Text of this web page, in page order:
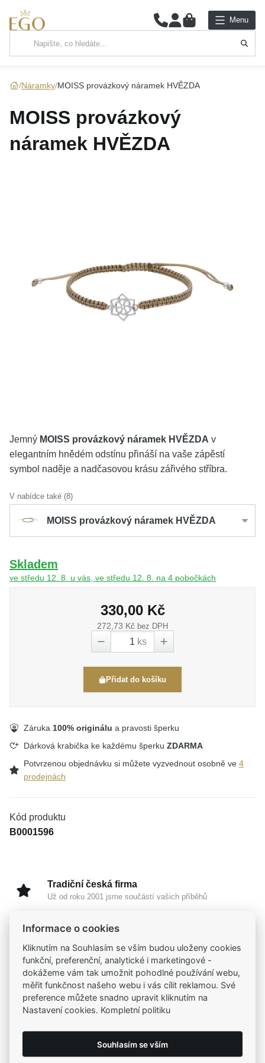
0 Menu
Hlavní kategorie
KOLEKCE
Náramky MOISS provázkový náramek HVĚZDA
MOISS provázkový
náramek HVĚZDA
Jemný MOISS provázkový náramek HVĚZDA v
elegantním hnědém odstínu přináší na vaše zápěstí
symbol naděje a nadčasovou krásu zářivého stříbra.
V nabídce také (8)
MOISS provázkový náramek HVĚZDA
Skladem
ve středu 12. 8. u vás, ve středu 12. 8. na 4 pobočkách
330,00 Kč
272,73 Kč bez DPH
ks
Přidat do košíku
Záruka 100% originálu a pravosti šperku
Dárková krabička ke každému šperku ZDARMA
Potvrzenou objednávku si můžete vyzvednout osobně ve 4
prodejnách
Kód produktu
B0001596
Tradiční česká firma
Už od roku 2001 jsme součástí vašich příběhů
Široký výběr produktů
Na našem e-shopu máte výběr z tisíců šperků
Garance vysoké kvality
Certifikáty původu a kvality k vybraným šperkům
Zastavte se do jedné z našich 4 prodejen
Informace o cookies
Kliknutím na Souhlasím se vším budou uloženy cookies
funkční, preferenční, analytické i marketingové -
dokážeme vám tak umožnit pohodlné používání webu,
měřit funkčnost našeho webu i vás cílit reklamou. Své
preference můžete snadno upravit kliknutím na
Nastavení cookies. Kompletní politiku
Souhlasím se vším